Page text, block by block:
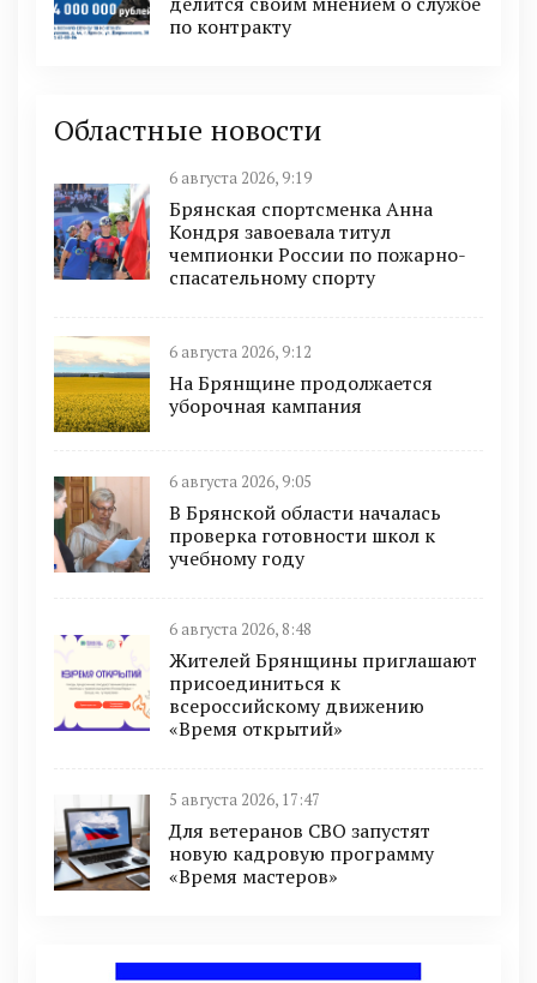
по контракту
Областные новости
6 августа 2026, 9:19
Брянская спортсменка Анна
Кондря завоевала титул
чемпионки России по пожарно-
спасательному спорту
6 августа 2026, 9:12
На Брянщине продолжается
уборочная кампания
6 августа 2026, 9:05
В Брянской области началась
проверка готовности школ к
учебному году
6 августа 2026, 8:48
Жителей Брянщины приглашают
присоединиться к
всероссийскому движению
«Время открытий»
5 августа 2026, 17:47
Для ветеранов СВО запустят
новую кадровую программу
«Время мастеров»